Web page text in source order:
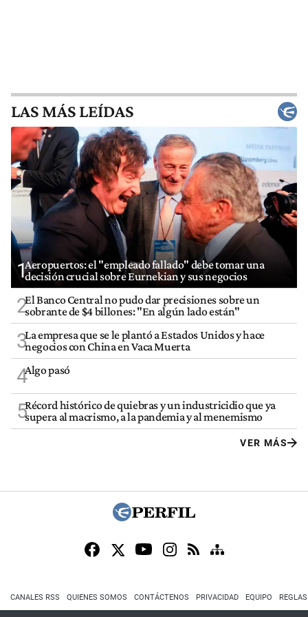
LAS MÁS LEÍDAS
1Aeropuertos: el "empleado fallado" debe tomar una
decisión crucial sobre Eurnekian y sus negocios
2El Banco Central no pudo dar precisiones sobre un
sobrante de $4 billones: "En algún lado están"
3La empresa que se le plantó a Estados Unidos y hace
negocios con China en Vaca Muerta
4Algo pasó
5Récord histórico de quiebras y un industricidio que ya
supera al macrismo, a la pandemia y al menemismo
VER MÁS
CANALES RSS QUIENES SOMOS CONTÁCTENOS PRIVACIDAD EQUIPO